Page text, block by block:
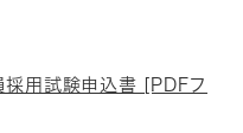
用試験申込書 [PDFフ